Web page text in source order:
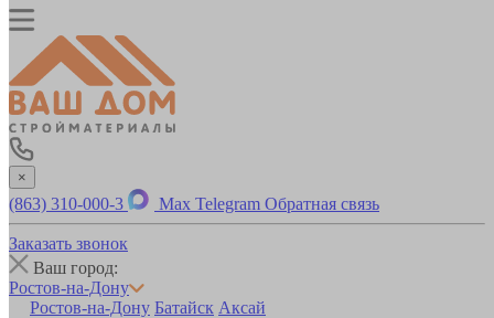
×
(863) 310-000-3 Max Telegram Обратная связь
Заказать звонок
Ваш город:
Ростов-на-Дону
Ростов-на-Дону Батайск Аксай